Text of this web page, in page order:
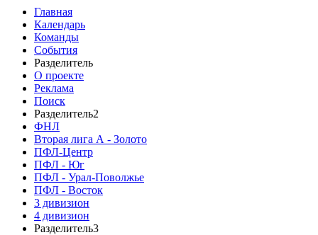
Главная
Календарь
Команды
События
Разделитель
О проекте
Реклама
Поиск
Разделитель2
ФНЛ
Вторая лига А - Золото
ПФЛ-Центр
ПФЛ - Юг
ПФЛ - Урал-Поволжье
ПФЛ - Восток
3 дивизион
4 дивизион
Разделитель3